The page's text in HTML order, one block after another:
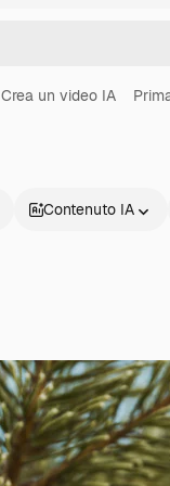
Crea un video IA
Contenuto IA